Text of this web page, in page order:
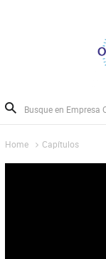
Home Capítulos